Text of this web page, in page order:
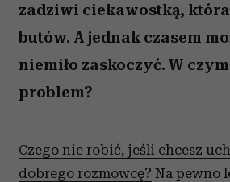
zadziwi ciekawostką,
butów. A jednak czasem
niemiło zaskoczyć. W
problem?
Czego nie robić, jeśli chcesz
dobrego rozmówcę? Na pewno